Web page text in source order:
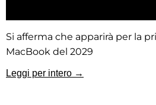
Si afferma che apparirà per la
MacBook del 2029
Leggi per intero →